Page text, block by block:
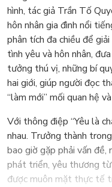
hình, tác giả Trần Tố
hôn nhân gia đình nổi
phân tích đa chiều để
tình yêu và hôn nhân,
tưởng thú vị, những bí
hai giới, giúp người đọc
“làm mới” mối quan hệ
Với thông điệp “Yêu là
nhau. Trưởng thành
bao giờ gặp phải vấn đề,
phát triển, yêu thương từ
được muôn mặt thực tế